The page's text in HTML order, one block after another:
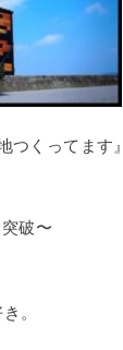
つくってます』
破〜
。